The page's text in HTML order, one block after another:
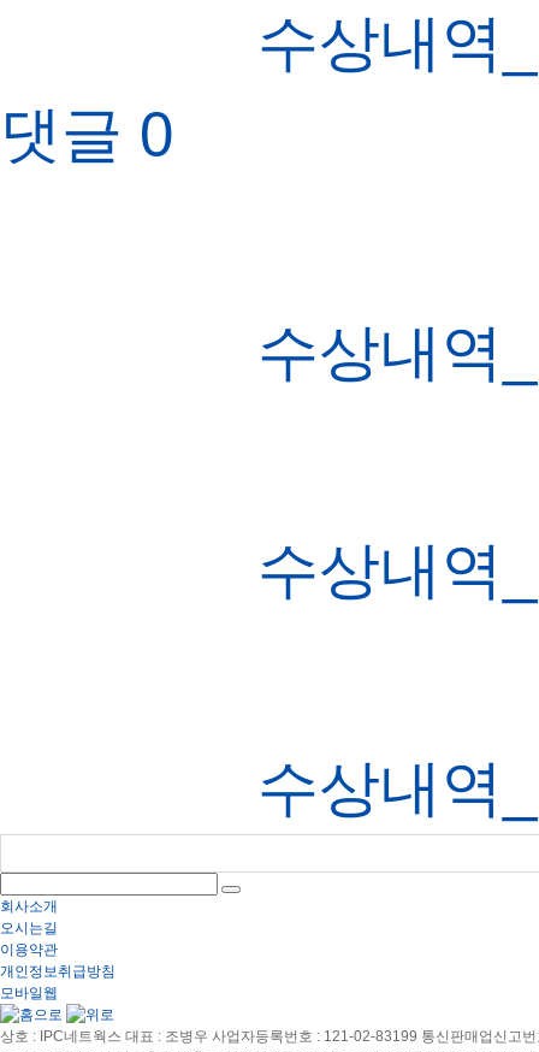
수상내역_
댓글 0
수상내역_
수상내역_
수상내역_
회사소개
오시는길
이용약관
개인정보취급방침
모바일웹
상호 : IPC네트웍스 대표 : 조병우 사업자등록번호 : 121-02-83199 통신판매업신고